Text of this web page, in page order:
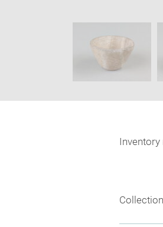
Inventory
Collection